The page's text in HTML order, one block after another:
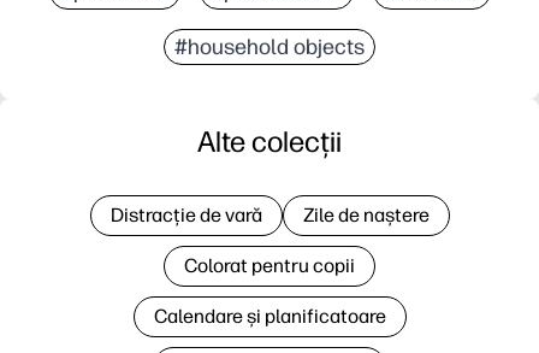
#household objects
Alte colecții
Distracție de vară Zile de naștere
Colorat pentru copii
Calendare și planificatoare